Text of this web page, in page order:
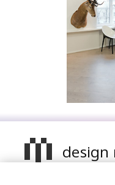
design
Design Mate -